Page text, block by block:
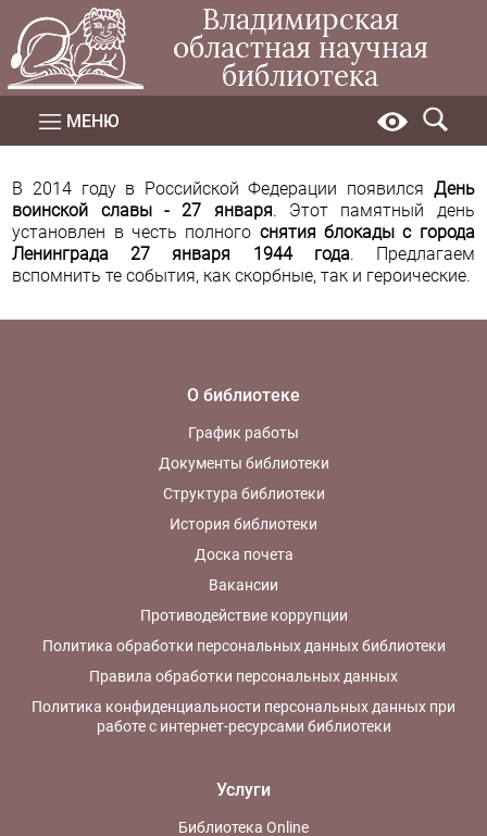
Владимирская
областная научная
библиотека
МЕНЮ
В 2014 году в Российской Федерации появился День
воинской славы - 27 января. Этот памятный день
установлен в честь полного снятия блокады с города
Ленинграда 27 января 1944 года. Предлагаем
вспомнить те события, как скорбные, так и героические.
О библиотеке
График работы
Документы библиотеки
Структура библиотеки
История библиотеки
Доска почета
Вакансии
Противодействие коррупции
Политика обработки персональных данных библиотеки
Правила обработки персональных данных
Политика конфиденциальности персональных данных при
работе с интернет-ресурсами библиотеки
Услуги
Библиотека Online